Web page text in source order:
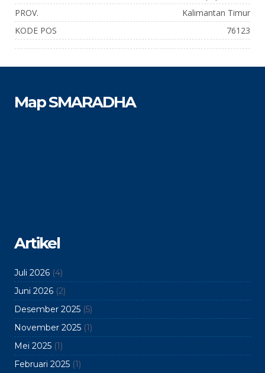
PROV.
Kalimantan Timur
KODE POS
76123
Map SMARADHA
Artikel
Juli 2026 (4)
Juni 2026 (2)
Desember 2025 (5)
November 2025 (1)
Mei 2025 (1)
Februari 2025 (1)